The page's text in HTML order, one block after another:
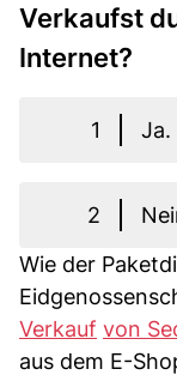
Verkaufst
Internet?
1 Ja.
2
Wie der
Verkauf von
aus dem E-